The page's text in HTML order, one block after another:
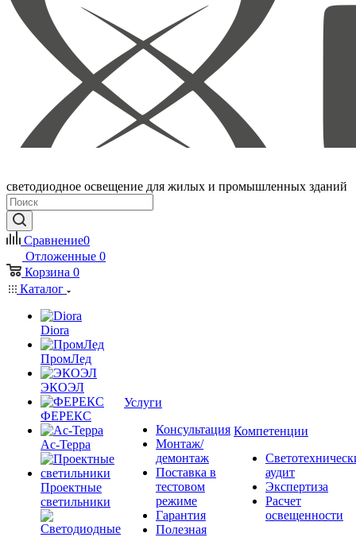
светодиодное освещение для жилых и промышленных зданий
Сравнение0
Отложенные 0
Корзина 0
Каталог
Diora
ПромЛед
ЭКОЭЛ
ФЕРЕКС
Ас-Терра
Проектные
светильники
Услуги
Консультация
Монтаж/
демонтаж
Поставка в
тестовом
режиме
Гарантия
Полезная
Компетенции
аудит
Экспертиза
Расчет
освещенности